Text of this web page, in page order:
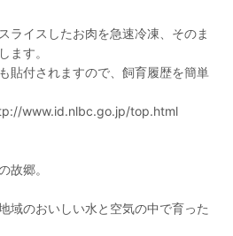
ライスしたお肉を急速冷凍、そのま
ます。
貼付されますので、飼育履歴を簡単
www.id.nlbc.go.jp/top.html
故郷。
域のおいしい水と空気の中で育った